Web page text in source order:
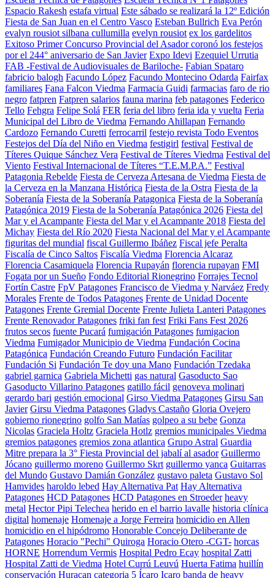
Espacio Rakesh estafa virtual Este sábado se realizará la 12º Edición
Fiesta de San Juan en el Centro Vasco Esteban Bullrich Eva Perón
evalyn rousiot silbana cullumilla evelyn rousiot ex los gardelitos
Exitoso Primer Concurso Provincial del Asador coronó los festejos
por el 244° aniversario de San Javier Expo Idevi Ezequiel Urrutia
FAB -Festival de Audiovisuales de Bariloche- Fabian Spataro
fabricio balogh Facundo López Facundo Montecino Odarda Fairfax
familiares Fana Falcon Viedma Farmacia Guidi farmacias faro de rio
negro fatpren Fatpren salarios fauna marina feb patagones Federico
Tello Fehgra Felipe Solá FER feria del libro feria ida y vuelta Feria
Municipal del Libro de Viedma Fernando Ahillapan Fernando
Cardozo Fernando Curetti ferrocarril festejo revista Todo Eventos
Festejos del Día del Niño en Viedma festigirl festival Festival de
Títeres Quique Sánchez Vera Festival de Títeres Viedma Festival del
Viento Festival Internacional de Títeres “T.E.M.P.A.” Festival
Patagonia Rebelde Fiesta de Cerveza Artesana de Viedma Fiesta de
la Cerveza en la Manzana Histórica Fiesta de la Ostra Fiesta de la
Soberanía Fiesta de la Soberanía Patagonica Fiesta de la Soberanía
Patagónica 2019 Fiesta de la Soberanía Patagónica 2026 Fiesta del
Mar y el Acampante Fiesta del Mar y el Acampante 2018 Fiesta del
Michay Fiesta del Río 2020 Fiesta Nacional del Mar y el Acampante
figuritas del mundial fiscal Guillermo Ibáñez Fiscal jefe Peralta
Fiscalía de Cinco Saltos Fiscalía Viedma Florencia Alcaraz
Florencia Casamiquela Florencia Rupayán florencia rupayan FMI
Fogata por un Sueño Fondo Editorial Rionegrino Forrajes Tecnol
Fortín Castre FpV Patagones Francisco de Viedma y Narváez Fredy
Morales Frente de Todos Patagones Frente de Unidad Docente
Patagones Frente Gremial Docente Frente Julieta Lanteri Patagones
Frente Renovador Patagones friki fan fest Friki Fans Fest 2026
frutos secos fuente Pucará fumigación Patagones fumigacion
Viedma Fumigador Municipio de Viedma Fundación Cocina
Patagónica Fundación Creando Futuro Fundación Facilitar
Fundación Si Fundación Te doy una Mano Fundación Tzedaka
gabriel garnica Gabriela Michetti gas natural Gasoducto Sao
Gasoducto Villarino Patagones gatillo fácil genoveva molinari
gerardo bari gestión emocional Girso Viedma Patagones Girsu San
Javier Girsu Viedma Patagones Gladys Castaño Gloria Ovejero
gobierno rionegrino golfo San Matías golpeo a su bebe Gonza
Nicolas Graciela Holtz Graciela Hotlz gremios municipales Viedma
gremios patagones gremios zona atlantica Grupo Astral Guardia
Mitre prepara la 3° Fiesta Provincial del jabalí al asador Guillermo
Jócano guillermo moreno Guillermo Skrt guillermo yanca Guitarras
del Mundo Gustavo Damián González gustavo paleta Gustavo Sol
Hamvides haroldo lebed Hay Alternativa Pat Hay Alternativa
Patagones HCD Patagones HCD Patagones en Stroeder heavy
metal Hector Pipi Telechea herido en el barrio lavalle historia clínica
digital homenaje Homenaje a Jorge Ferreira homicidio en Allen
homicidio en el hipódromo Honorable Concejo Deliberante de
Patagones Horacio "Pechi" Quiroga Horacio Otero -CGT- horcas
HORNE Horrendum Vermis Hospital Pedro Ecay hospital Zatti
Hospital Zatti de Viedma Hotel Currú Leuvú Huerta Fatima huillín
conservación Huracan categoria 5 Ícaro Icaro banda de heavy